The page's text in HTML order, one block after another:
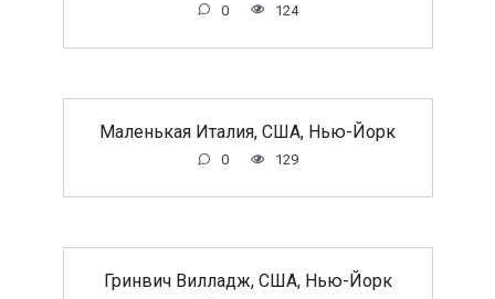
0 124
Маленькая Италия, США, Нью-Йорк
0 129
Гринвич Вилладж, США, Нью-Йорк